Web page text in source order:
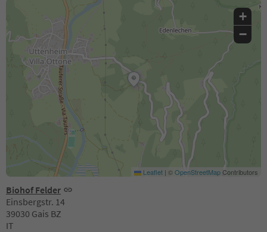
Biohof Felder
Einsbergstr. 14
39030 Gais BZ
IT
+
−
Leaflet | ©OpenStreetMapContributors